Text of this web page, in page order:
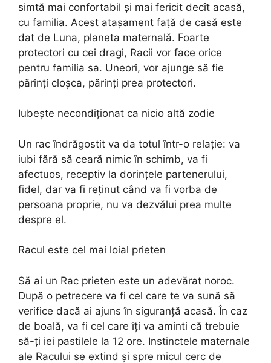
simtă mai confortabil și mai fericit decît acasă,
cu familia. Acest atașament față de casă este
dat de Luna, planeta maternală. Foarte
protectori cu cei dragi, Racii vor face orice
pentru familia sa. Uneori, vor ajunge să fie
părinți cloșca, părinți prea protectori.
Iubește necondiționat ca nicio altă zodie
Un rac îndrăgostit va da totul într-o relație: va
iubi fără să ceară nimic în schimb, va fi
afectuos, receptiv la dorințele partenerului,
fidel, dar va fi reținut când va fi vorba de
persoana proprie, nu va dezvălui prea multe
despre el.
Racul este cel mai loial prieten
Să ai un Rac prieten este un adevărat noroc.
După o petrecere va fi cel care te va sună să
verifice dacă ai ajuns în siguranță acasă. În caz
de boală, va fi cel care îți va aminti că trebuie
să-ți iei pastilele la 12 ore. Instinctele maternale
ale Racului se extind și spre micul cerc de